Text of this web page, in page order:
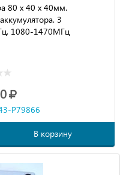
80 x 40 x 40мм.
3
1080-1470МГц
P79866
В корзину